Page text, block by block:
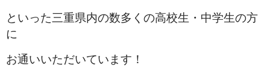
といった三重県内の数多くの高校生・中学生の方
に
お通いいただいています！